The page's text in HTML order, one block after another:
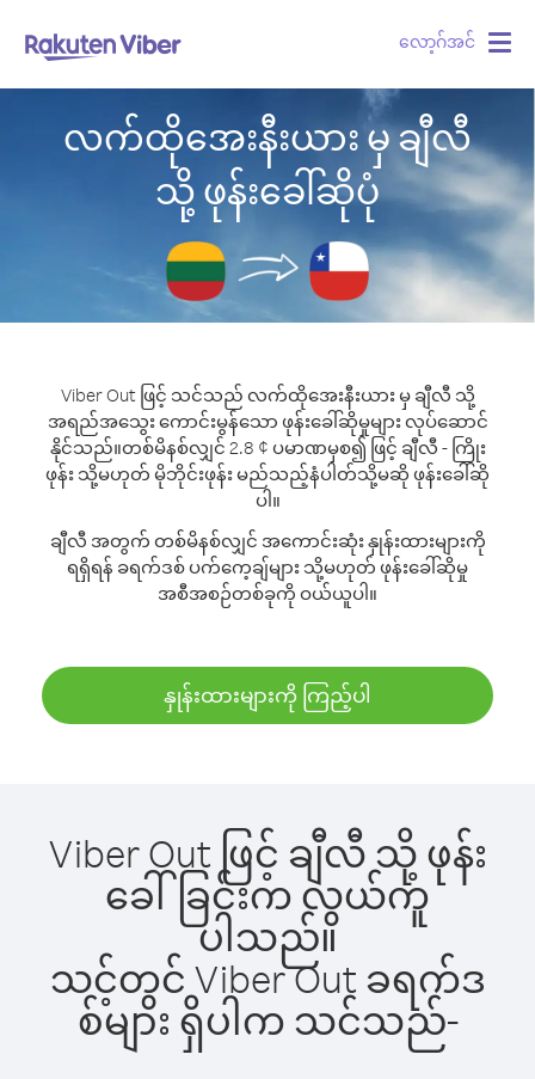
လော့ဂ်အင်
လက်ထိုအေးနီးယား မှ ချီလီ
သို့ ဖုန်းခေါ်ဆိုပုံ
Viber Out ဖြင့် သင်သည် လက်ထိုအေးနီးယား မှ ချီလီ သို့
အရည်အသွေး ကောင်းမွန်သော ဖုန်းခေါ်ဆိုမှုများ လုပ်ဆောင်
နိုင်သည်။တစ်မိနစ်လျှင် 2.8 ¢ ပမာဏမှစ၍ ဖြင့် ချီလီ - ကြိုး
ဖုန်း သို့မဟုတ် မိုဘိုင်းဖုန်း မည်သည့်နံပါတ်သို့မဆို ဖုန်းခေါ်ဆို
ပါ။
ချီလီ အတွက် တစ်မိနစ်လျှင် အကောင်းဆုံး နှုန်းထားများကို
ရရှိရန် ခရက်ဒစ် ပက်ကေ့ချ်များ သို့မဟုတ် ဖုန်းခေါ်ဆိုမှု
အစီအစဉ်တစ်ခုကို ဝယ်ယူပါ။
နှုန်းထားများကို ကြည့်ပါ
Viber Out ဖြင့် ချီလီ သို့ ဖုန်း
ခေါ်ခြင်းက လွယ်ကူ
ပါသည်။
သင့်တွင် Viber Out ခရက်ဒ
စ်များ ရှိပါက သင်သည်-